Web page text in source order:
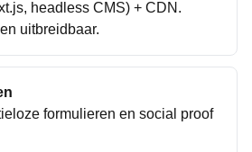
headless CMS) + CDN.
uitbreidbaar.
formulieren en social proof